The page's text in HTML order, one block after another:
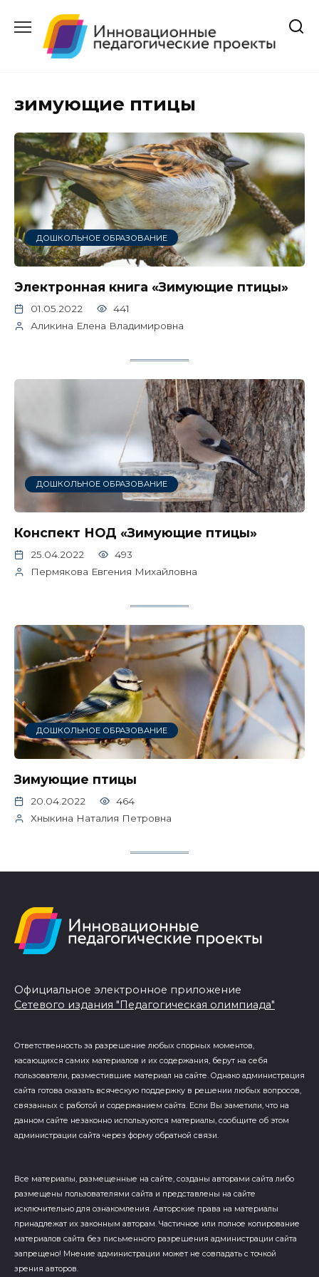
содержанию
зимующие птицы
ДОШКОЛЬНОЕ ОБРАЗОВАНИЕ
Электронная книга «Зимующие птицы»
01.05.2022
441
Аликина Елена Владимировна
ДОШКОЛЬНОЕ ОБРАЗОВАНИЕ
Конспект НОД «Зимующие птицы»
25.04.2022
493
Пермякова Евгения Михайловна
ДОШКОЛЬНОЕ ОБРАЗОВАНИЕ
Зимующие птицы
20.04.2022
464
Хныкина Наталия Петровна
Официальное электронное приложение
Сетевого издания "Педагогическая олимпиада"
Ответственность за разрешение любых спорных моментов,
касающихся самих материалов и их содержания, берут на себя
пользователи, разместившие материал на сайте. Однако администрация
сайта готова оказать всяческую поддержку в решении любых вопросов,
связанных с работой и содержанием сайта. Если Вы заметили, что на
данном сайте незаконно используются материалы, сообщите об этом
администрации сайта через форму обратной связи.
Все материалы, размещенные на сайте, созданы авторами сайта либо
размещены пользователями сайта и представлены на сайте
исключительно для ознакомления. Авторские права на материалы
принадлежат их законным авторам. Частичное или полное копирование
материалов сайта без письменного разрешения администрации сайта
запрещено! Мнение администрации может не совпадать с точкой
зрения авторов.